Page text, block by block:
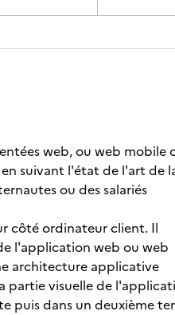
web, ou web mobile
suivant l'état de l'art de
ou des salariés
côté ordinateur client. Il
l'application web ou web
architecture applicative
partie visuelle de
puis dans un deuxième